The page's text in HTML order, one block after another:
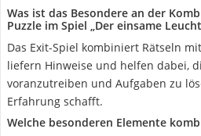
Was ist das Besondere an der
Puzzle im Spiel „Der einsame
Das Exit-Spiel kombiniert Rätseln
liefern Hinweise und helfen dabei,
voranzutreiben und Aufgaben zu
Erfahrung schafft.
Welche besonderen Elemente